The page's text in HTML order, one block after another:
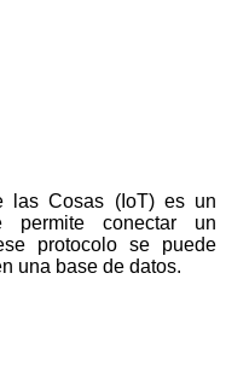
las Cosas (IoT) es un
permite conectar un
protocolo se puede
una base de datos.